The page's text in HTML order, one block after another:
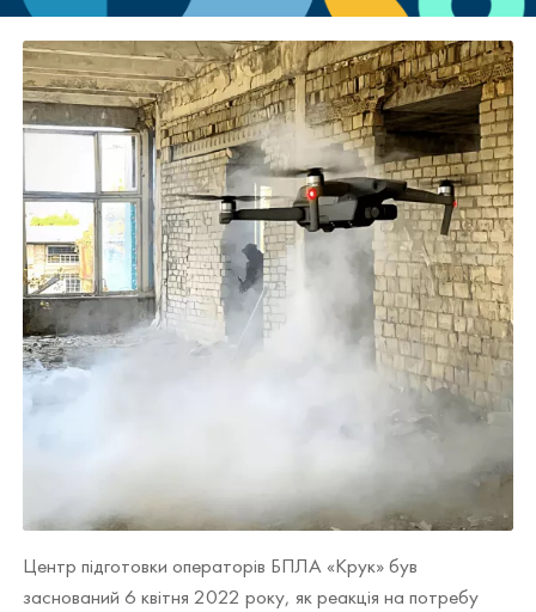
Центр підготовки операторів БПЛА «Крук» був
заснований 6 квітня 2022 року, як реакція на потребу